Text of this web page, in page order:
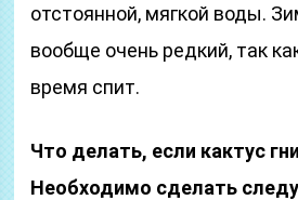
отстоянной, мягкой воды.
вообще очень редкий, так
время спит.
Что делать, если кактус
Необходимо сделать